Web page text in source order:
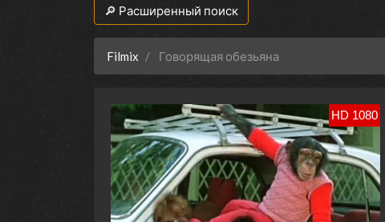
🔎 Расширенный поиск
Filmix Говорящая обезьяна
HD 1080